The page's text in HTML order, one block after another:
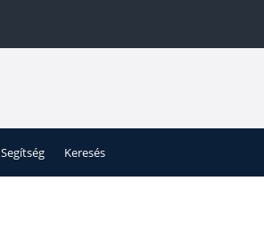
Segítség Keresés